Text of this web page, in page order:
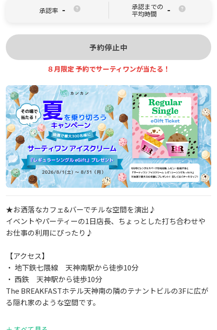
承認率 - 承認までの
平均時間 -
予約停止中
８月限定 予約でサーティワンが当たる！
★お洒落なカフェ&バーでチルな空間を演出♪
イベントやパーティーの1日店長、ちょっとした打ち合わせや
お仕事の利用にぴったり♪
【アクセス】
・ 地下鉄七隈線 天神南駅から徒歩10分
・ 西鉄 天神駅から徒歩10分
The BREAKFASTホテル天神南の隣のテナントビルの3Fに広が
る隠れ家のような空間です。
【周辺情報】